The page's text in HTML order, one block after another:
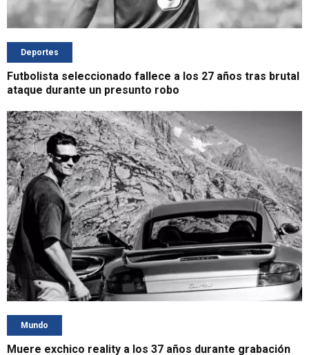
Deportes
Futbolista seleccionado fallece a los 27 años tras brutal
ataque durante un presunto robo
Mundo
Muere exchico reality a los 37 años durante grabación